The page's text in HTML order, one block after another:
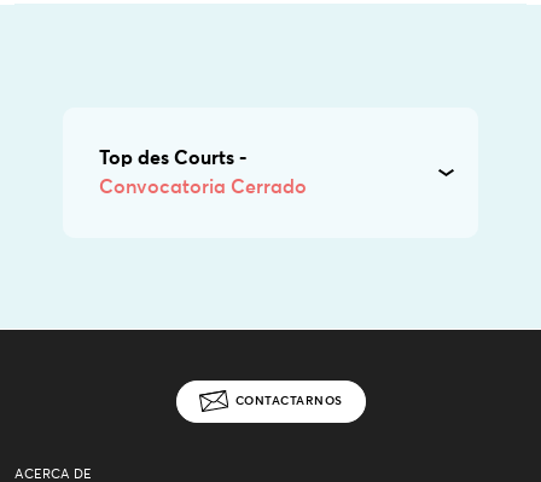
Top des Courts -
Convocatoria Cerrado
CONTACTARNOS
ACERCA DE